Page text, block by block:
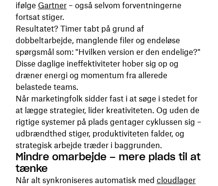
ifølge Gartner – også selvom forventningerne
fortsat stiger.
Resultatet? Timer tabt på grund af
dobbeltarbejde, manglende filer og endeløse
spørgsmål som: "Hvilken version er den endelige?"
Disse daglige ineffektiviteter hober sig op og
dræner energi og momentum fra allerede
belastede teams.
Når marketingfolk sidder fast i at søge i stedet for
at lægge strategier, lider kreativiteten. Og uden de
rigtige systemer på plads gentager cyklussen sig –
udbrændthed stiger, produktiviteten falder, og
strategisk arbejde træder i baggrunden.
Mindre omarbejde – mere plads til at
tænke
Når alt synkroniseres automatisk med cloudlager